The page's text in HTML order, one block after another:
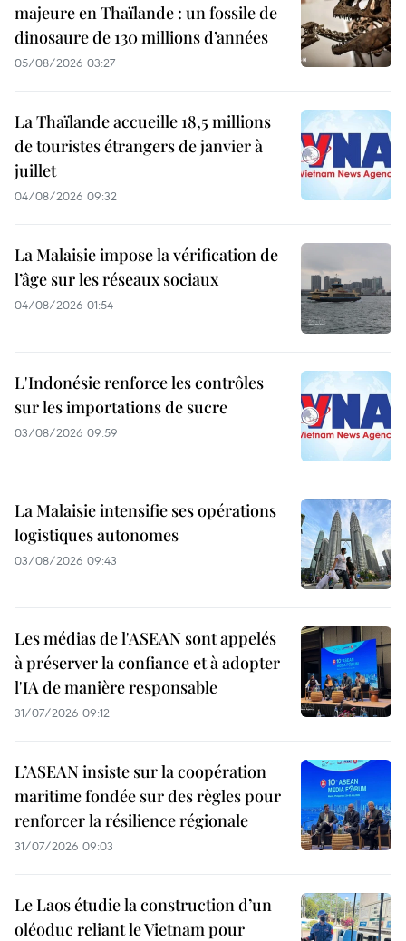
majeure en Thaïlande : un fossile de
dinosaure de 130 millions d’années
05/08/2026 03:27
La Thaïlande accueille 18,5 millions
de touristes étrangers de janvier à
juillet
04/08/2026 09:32
La Malaisie impose la vérification de
l’âge sur les réseaux sociaux
04/08/2026 01:54
L'Indonésie renforce les contrôles
sur les importations de sucre
03/08/2026 09:59
La Malaisie intensifie ses opérations
logistiques autonomes
03/08/2026 09:43
Les médias de l'ASEAN sont appelés
à préserver la confiance et à adopter
l'IA de manière responsable
31/07/2026 09:12
L’ASEAN insiste sur la coopération
maritime fondée sur des règles pour
renforcer la résilience régionale
31/07/2026 09:03
Le Laos étudie la construction d’un
oléoduc reliant le Vietnam pour